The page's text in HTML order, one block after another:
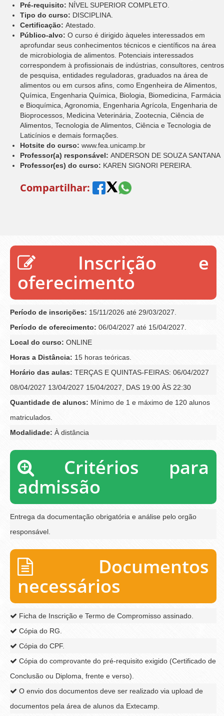
Pré-requisito: NÍVEL SUPERIOR COMPLETO.
Tipo do curso: DISCIPLINA.
Certificação: Atestado.
Público-alvo: O curso é dirigido àqueles interessados em
aprofundar seus conhecimentos técnicos e científicos na área
de microbiologia de alimentos. Potenciais interessados
correspondem à profissionais de indústrias, consultores, centros
de pesquisa, entidades reguladoras, graduados na área de
alimentos ou em cursos afins, como Engenheira de Alimentos,
Química, Engenharia Química, Biologia, Biomedicina, Farmácia
e Bioquímica, Agronomia, Engenharia Agrícola, Engenharia de
Bioprocessos, Medicina Veterinária, Zootecnia, Ciência de
Alimentos, Tecnologia de Alimentos, Ciência e Tecnologia de
Laticínios e demais formações.
Hotsite do curso: www.fea.unicamp.br
Professor(a) responsável: ANDERSON DE SOUZA SANTANA
Professor(es) do curso: KAREN SIGNORI PEREIRA.
Compartilhar:
Inscrição e
oferecimento
Período de inscrições: 15/11/2026 até 29/03/2027.
Período de oferecimento: 06/04/2027 até 15/04/2027.
Local do curso: ONLINE
Horas a Distância: 15 horas teóricas.
Horário das aulas: TERÇAS E QUINTAS-FEIRAS: 06/04/2027
08/04/2027 13/04/2027 15/04/2027, DAS 19:00 ÀS 22:30
Quantidade de alunos: Mínimo de 1 e máximo de 120 alunos
matriculados.
Modalidade: À distância
Critérios para
admissão
Entrega da documentação obrigatória e análise pelo orgão
responsável.
Documentos
necessários
Ficha de Inscrição e Termo de Compromisso assinado.
Cópia do RG.
Cópia do CPF.
Cópia do comprovante do pré-requisito exigido (Certificado de
Conclusão ou Diploma, frente e verso).
O envio dos documentos deve ser realizado via upload de
documentos pela área de alunos da Extecamp.